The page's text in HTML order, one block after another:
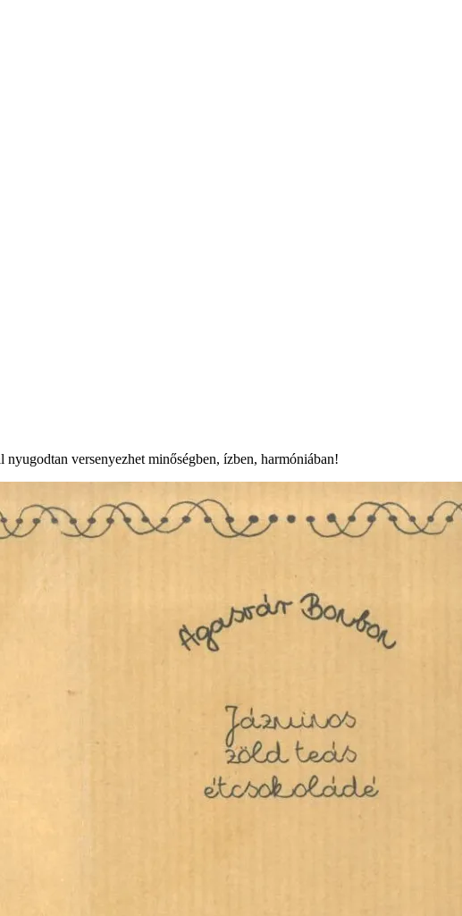
versenyezhet minőségben, ízben, harmóniában!